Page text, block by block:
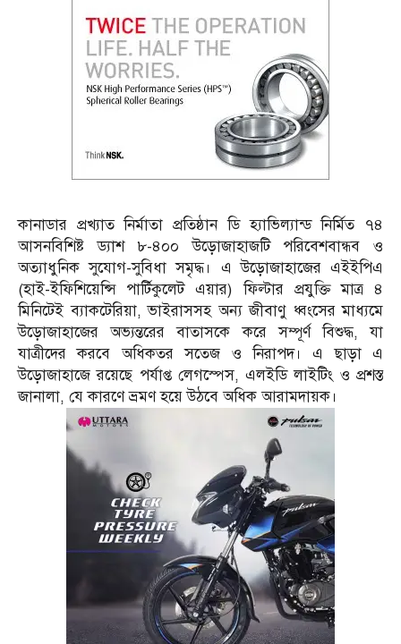
কানাডার প্রখ্যাত নির্মাতা প্রতিষ্ঠান ডি হ্যাভিল্যান্ড নির্মিত ৭৪
আসনবিশিষ্ট ড্যাশ ৮-৪০০ উড়োজাহাজটি পরিবেশবান্ধব ও
অত্যাধুনিক সুযোগ-সুবিধা সমৃদ্ধ। এ উড়োজাহাজের এইইপিএ
(হাই-ইফিশিয়েন্সি পার্টিকুলেট এয়ার) ফিল্টার প্রযুক্তি মাত্র ৪
মিনিটেই ব্যাকটেরিয়া, ভাইরাসসহ অন্য জীবাণু ধ্বংসের মাধ্যমে
উড়োজাহাজের অভ্যন্তরের বাতাসকে করে সম্পূর্ণ বিশুদ্ধ, যা
যাত্রীদের করবে অধিকতর সতেজ ও নিরাপদ। এ ছাড়া এ
উড়োজাহাজে রয়েছে পর্যাপ্ত লেগস্পেস, এলইডি লাইটিং ও প্রশস্ত
জানালা, যে কারণে ভ্রমণ হয়ে উঠবে অধিক আরামদায়ক।